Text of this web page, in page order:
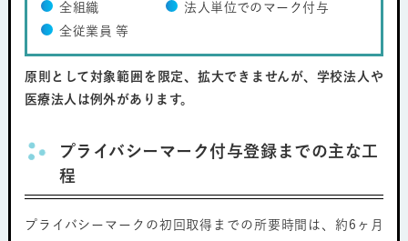
全組織
全従業員 等
法人単位でのマーク付与
原則として対象範囲を限定、拡大できませんが、学校法人や
医療法人は例外があります。
プライバシーマーク付与登録までの主な工
程
プライバシーマークの初回取得までの所要時間は、約6ヶ月